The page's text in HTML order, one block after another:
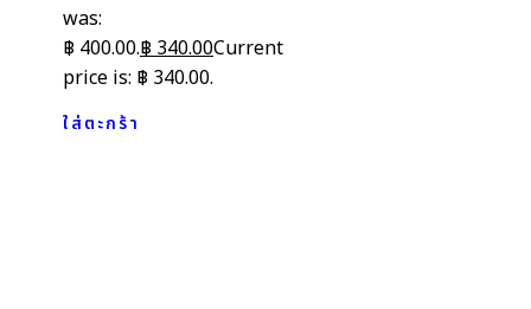
was:
฿ 400.00.฿340.00Current
price is: ฿ 340.00.
ใส่ตะกร้า